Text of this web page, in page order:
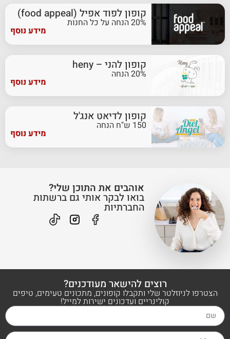
קופון לפוד אפיל (food appeal)
20% הנחה על כל החנות
מידע נוסף
קופון להני – heny
20% הנחה
מידע נוסף
קופון לדיאט אנג'ל
150 ש"ח הנחה
מידע נוסף
אוהבים את התוכן שלי?
בואו לבקר אותי גם ברשתות
החברתיות
רוצים להישאר מעודכנים?
הצטרפו לניוזלטר שלי ותקבלו קופונים, מתכונים טעימים, טיפים
קולינריים ועדכונים ישירות למייל!